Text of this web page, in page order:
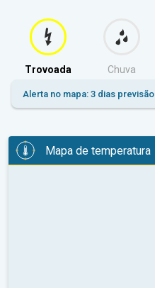
Trovoada Chuva
Alerta no mapa: 3 dias previsão
Mapa de temperatura